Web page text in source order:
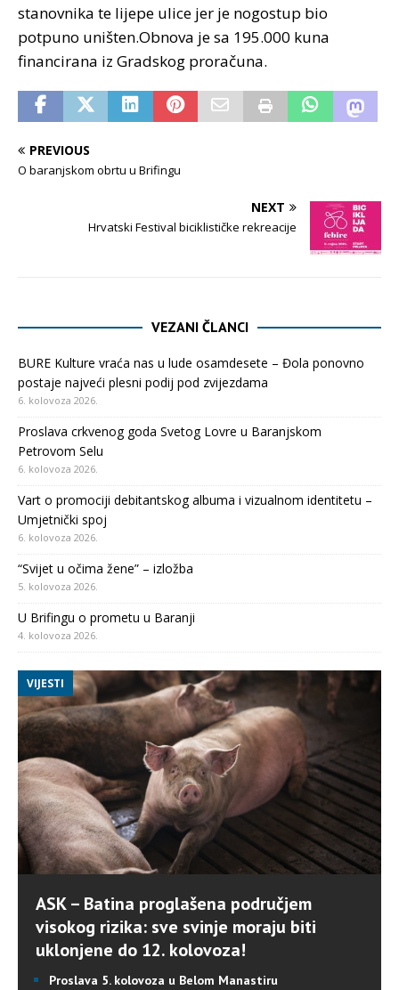
stanovnika te lijepe ulice jer je nogostup bio
potpuno uništen.Obnova je sa 195.000 kuna
financirana iz Gradskog proračuna.
PREVIOUS
O baranjskom obrtu u Brifingu
NEXT
Hrvatski Festival biciklističke rekreacije
VEZANI ČLANCI
BURE Kulture vraća nas u lude osamdesete – Đola ponovno
postaje najveći plesni podij pod zvijezdama
6. kolovoza 2026.
Proslava crkvenog goda Svetog Lovre u Baranjskom
Petrovom Selu
6. kolovoza 2026.
Vart o promociji debitantskog albuma i vizualnom identitetu –
Umjetnički spoj
6. kolovoza 2026.
“Svijet u očima žene” – izložba
5. kolovoza 2026.
U Brifingu o prometu u Baranji
4. kolovoza 2026.
VIJESTI
ASK – Batina proglašena područjem
visokog rizika: sve svinje moraju biti
uklonjene do 12. kolovoza!
Proslava 5. kolovoza u Belom Manastiru